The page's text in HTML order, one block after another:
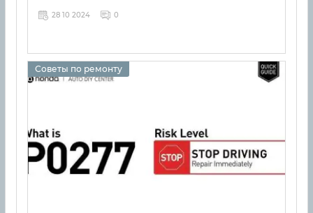
28 10 2024 0
Советы по ремонту